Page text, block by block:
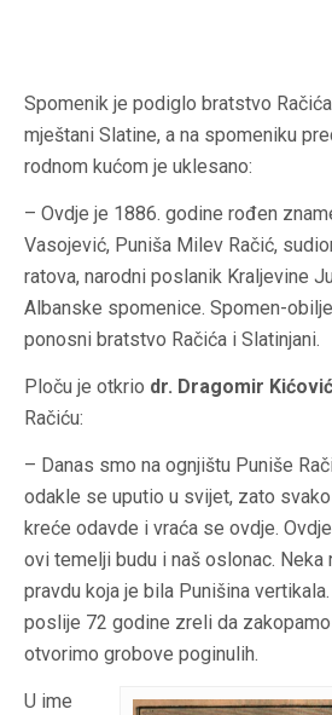
Spomenik je podiglo bratstvo
mještani Slatine, a na spomeniku
rodnom kućom je uklesano:
– Ovdje je 1886. godine rođen
Vasojević, Puniša Milev Račić,
ratova, narodni poslanik Kraljevine
Albanske spomenice. Spomen-
ponosni bratstvo Račića i Slatinjani.
Ploču je otkrio dr. Dragomir Kićović
Račiću:
– Danas smo na ognjištu Puniše
odakle se uputio u svijet, zato
kreće odavde i vraća se ovdje.
ovi temelji budu i naš oslonac. Neka
pravdu koja je bila Punišina
poslije 72 godine zreli da
otvorimo grobove poginulih.
U ime